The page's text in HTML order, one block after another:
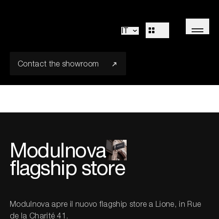
IT
Outdoor
Concepts
R&D
Design Identity
Progetti
Collezioni
Professionisti
Sales Network
Flagship
Contact the showroom
Modulnova
flagship store
Modulnova apre il nuovo flagship store a Lione, in Rue
de la Charité 41.